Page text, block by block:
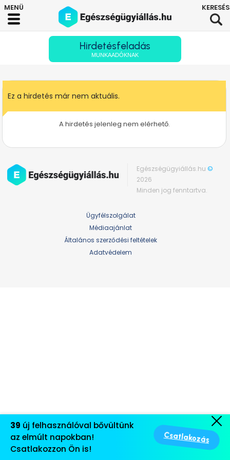
Hirdetésfeladás
MUNKAADÓKNAK
Ez a hirdetés már nem aktuális.
A hirdetés jelenleg nem elérhető.
Egészségügyiállás.hu©
2026
Minden jog fenntartva.
Ügyfélszolgálat
Médiaajánlat
Általános szerződési feltételek
Adatvédelem
39 új felhasználóval bővültünk
az elmúlt napokban!
Csatlakozzon Ön is!
Csatlakozás